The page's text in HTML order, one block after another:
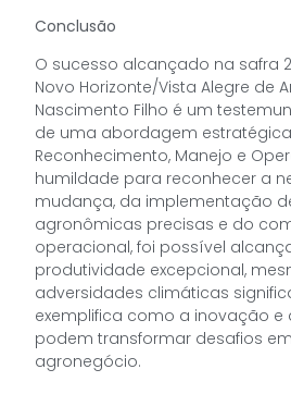
Conclusão
O sucesso alcançado na safra
Novo Horizonte/Vista Alegre de
Nascimento Filho é um
de uma abordagem
Reconhecimento, Manejo e
humildade para reconhecer a
mudança, da implementação
agronômicas precisas e do
operacional, foi possível
produtividade excepcional,
adversidades climáticas
exemplifica como a inovação e
podem transformar desafios
agronegócio.